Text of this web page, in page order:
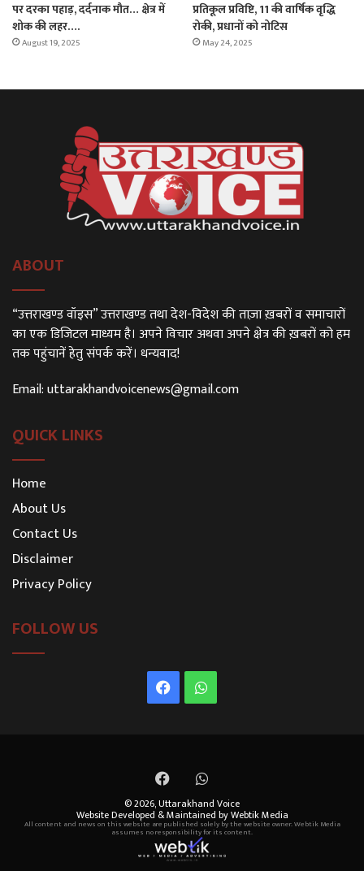
पर दरका पहाड़, दर्दनाक मौत… क्षेत्र में
शोक की लहर….
August 19, 2025
प्रतिकूल प्रविष्टि, 11 की वार्षिक वृद्धि
रोकी, प्रधानों को नोटिस
May 24, 2025
ABOUT
“उत्तराखण्ड वॉइस” उत्तराखण्ड तथा देश-विदेश की ताज़ा ख़बरों व समाचारों
का एक डिजिटल माध्यम है। अपने विचार अथवा अपने क्षेत्र की ख़बरों को हम
तक पहुंचानें हेतु संपर्क करें। धन्यवाद!
Email:uttarakhandvoicenews@gmail.com
QUICK LINKS
Home
About Us
Contact Us
Disclaimer
Privacy Policy
FOLLOW US
FacebookWhatsApp
FacebookWhatsApp
© 2026,Uttarakhand Voice
Website Developed & Maintained by Webtik Media
All content and news on this website are published solely by the website owner. Webtik Media
assumes no responsibility for its content.